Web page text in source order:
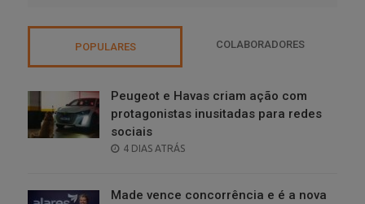
POPULARES COLABORADORES
Peugeot e Havas criam ação com
protagonistas inusitadas para redes
sociais
POSTED
4 DIAS ATRÁS
Made vence concorrência e é a nova